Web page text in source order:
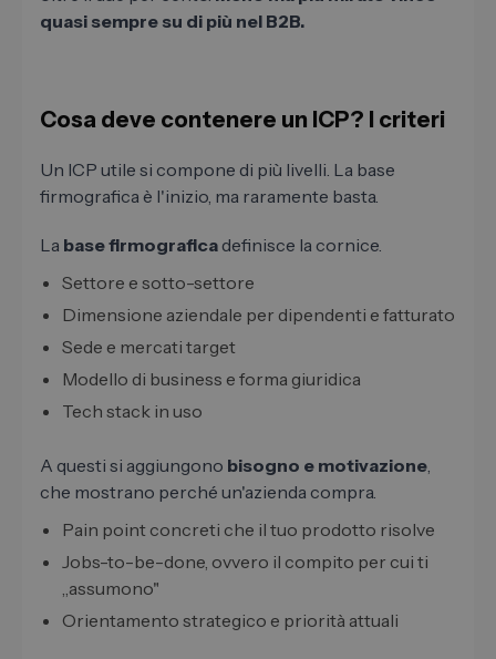
quasi sempre su di più nel B2B.
Cosa deve contenere un ICP? I criteri
Un ICP utile si compone di più livelli. La base
firmografica è l'inizio, ma raramente basta.
La base firmografica definisce la cornice.
Settore e sotto-settore
Dimensione aziendale per dipendenti e fatturato
Sede e mercati target
Modello di business e forma giuridica
Tech stack in uso
A questi si aggiungono bisogno e motivazione
che mostrano perché un'azienda compra.
Pain point concreti che il tuo prodotto risolve
Jobs-to-be-done, ovvero il compito per cui ti
„assumono"
Orientamento strategico e priorità attuali